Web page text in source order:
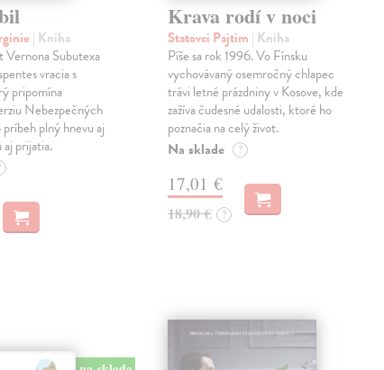
| Kniha
Vernona Subutexa
vracia s
pripomína
Nebezpečných
plný hnevu aj
prijatia.
Krava rodí v noci
Statovci Pajtim | Kniha
Píše sa rok 1996. Vo Fínsku
vychovávaný osemročný chlapec
trávi letné prázdniny v Kosove, kde
zažíva čudesné udalosti, ktoré ho
poznačia na celý život.
Na sklade ?
17,01 €
18,90 € ?